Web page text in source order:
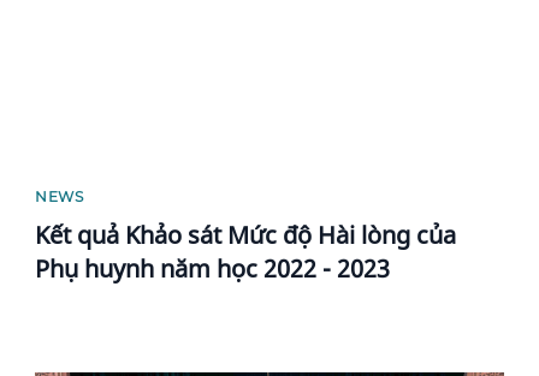
NEWS
Kết quả Khảo sát Mức độ Hài lòng của
Phụ huynh năm học 2022 - 2023